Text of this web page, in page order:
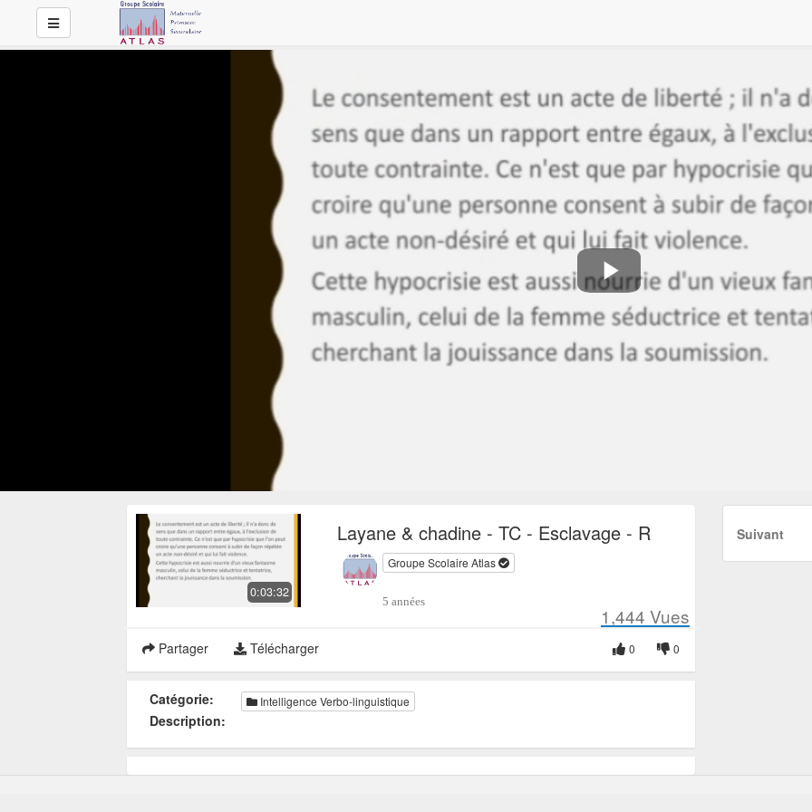
Play
Video
0:03:32
Layane & chadine - TC - Esclavage - R
Groupe Scolaire Atlas
5 années
1,444 Vues
Partager Télécharger 0
0
Catégorie: Intelligence Verbo-linguistique
Description:
Suivant